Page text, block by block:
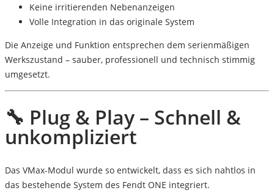
Keine irritierenden Nebenanzeigen
Volle Integration in das originale System
Die Anzeige und Funktion entsprechen dem serienmäßigen
Werkszustand – sauber, professionell und technisch stimmig
umgesetzt.
🔧 Plug & Play – Schnell &
unkompliziert
Das VMax-Modul wurde so entwickelt, dass es sich nahtlos in
das bestehende System des Fendt ONE integriert.